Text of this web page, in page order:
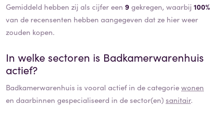
Gemiddeld hebben zij als cijfer een 9gekregen, waarbij 100%
van de recensenten hebben aangegeven dat ze hier weer
zouden kopen.
In welke sectoren is Badkamerwarenhuis
actief?
Badkamerwarenhuis is vooral actief in de categoriewonen
en daarbinnen gespecialiseerd in de sector(en)sanitair.